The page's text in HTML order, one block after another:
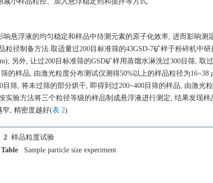
悬浮液的均匀稳定和样品中待测元素的原子化效率, 进而影响测
径制备方法.取适量过200目标准筛的43GSD-7矿样于粉碎机中研
m); 另外, 让过200目标准筛的GSD矿样用蒸馏水淋洗过300目筛, 取
的样品, 由激光粒度分布测试仪测得50%以上的样品粒径为16~38
筛, 将未过筛的部分烘干, 即得到过200~400目筛的样品, 由激光
实验方法将三个粒径等级的样品制成悬浮液进行测定, 结果发现样
窄, 精密度越好(表 2).
2 样品粒度试验
Sample particle size experiment